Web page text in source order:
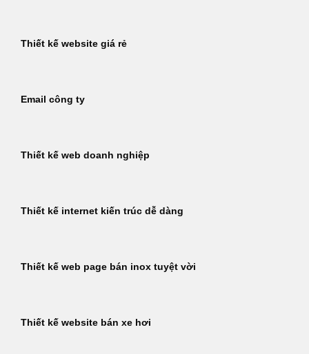
Thiết kế website giá rẻ
Email công ty
Thiết kế web doanh nghiệp
Thiết kế internet kiến trúc dễ dàng
Thiết kế web page bán inox tuyệt vời
Thiết kế website bán xe hơi